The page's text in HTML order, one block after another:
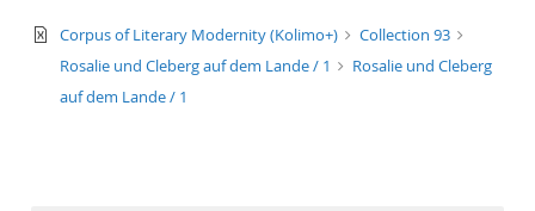
text/xml
Corpus of Literary Modernity (Kolimo+)
Collection 93
Rosalie und Cleberg auf dem Lande / 1
Rosalie und Cleberg
auf dem Lande / 1